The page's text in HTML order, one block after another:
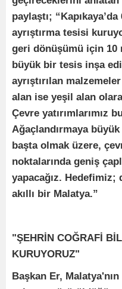
paylaştı;
ayrıştırma tesisi
geri dönüşümü için 10
büyük bir tesis inşa
ayrıştırılan
alan ise yeşil alan
Çevre yatırımlarımız
Ağaçlandırmaya
başta olmak üzere,
noktalarında geniş
yapacağız. Hedefimiz;
akıllı bir Malatya.”
"ŞEHRİN COĞRAFİ
KURUYORUZ"
Başkan Er,